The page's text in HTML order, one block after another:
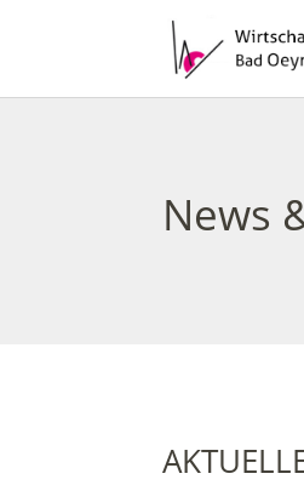
News